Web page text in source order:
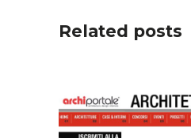
Related posts